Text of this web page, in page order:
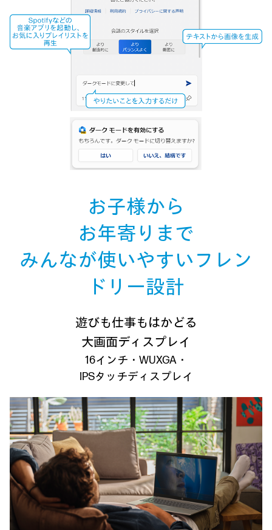
お子様から
お年寄りまで
みんなが使いやすいフレン
ドリー設計
遊びも仕事もはかどる
大画面ディスプレイ
16インチ・WUXGA・
IPSタッチディスプレイ